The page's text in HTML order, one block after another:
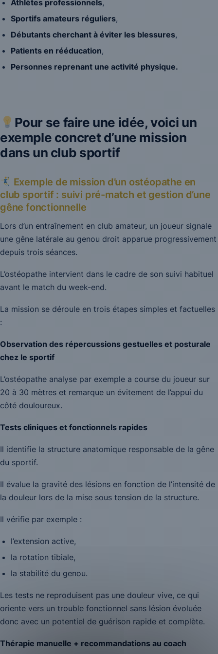
Athlètes professionnels,
Sportifs amateurs réguliers,
Débutants cherchant à éviter les blessures,
Patients en rééducation,
Personnes reprenant une activité physique.
Pour se faire une idée, voici un
exemple concret d’une mission
dans un club sportif
Exemple de mission d’un ostéopathe en
club sportif : suivi pré-match et gestion d’une
gêne fonctionnelle
Lors d’un entraînement en club amateur, un joueur signale
une gêne latérale au genou droit apparue progressivement
depuis trois séances.
L’ostéopathe intervient dans le cadre de son suivi habituel
avant le match du week-end.
La mission se déroule en trois étapes simples et factuelles
:
Observation des répercussions gestuelles et posturale
chez le sportif
L’ostéopathe analyse par exemple a course du joueur sur
20 à 30 mètres et remarque un évitement de l’appui du
côté douloureux.
Tests cliniques et fonctionnels rapides
Il identifie la structure anatomique responsable de la gêne
du sportif.
Il évalue la gravité des lésions en fonction de l’intensité de
la douleur lors de la mise sous tension de la structure.
Il vérifie par exemple :
l’extension active,
la rotation tibiale,
la stabilité du genou.
Les tests ne reproduisent pas une douleur vive, ce qui
oriente vers un trouble fonctionnel sans lésion évoluée
donc avec un potentiel de guérison rapide et complète.
Thérapie manuelle + recommandations au coach